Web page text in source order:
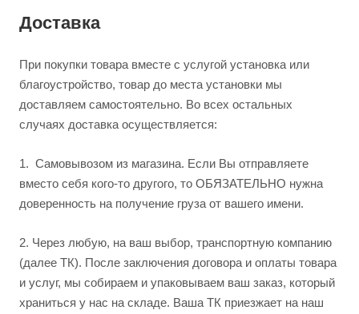
Доставка
При покупки товара вместе с услугой установка или
благоустройство, товар до места установки мы
доставляем самостоятельно. Во всех остальных
случаях доставка осуществляется:
1. Самовывозом из магазина. Если Вы отправляете
вместо себя кого-то другого, то ОБЯЗАТЕЛЬНО нужна
доверенность на получение груза от вашего имени.
2. Через любую, на ваш выбор, транспортную компанию
(далее ТК). После заключения договора и оплаты товара
и услуг, мы собираем и упаковываем ваш заказ, который
храниться у нас на складе. Ваша ТК приезжает на наш